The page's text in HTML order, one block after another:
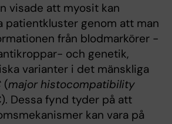
visade att myosit kan
patientkluster genom att man
från blodmarkörer -
och genetik,
varianter i det mänskliga
(major histocompatibility
Dessa fynd tyder på att
kan vara på